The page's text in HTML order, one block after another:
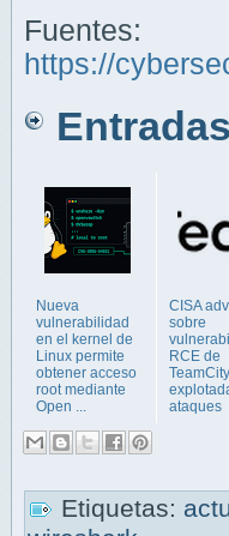
Fuentes:
https://
Entradas
Nueva
vulnerabilidad
en el kernel de
Linux permite
obtener acceso
root mediante
Open ...
CISA
sobre
RCE de
TeamCity
ataques
Etiquetas: